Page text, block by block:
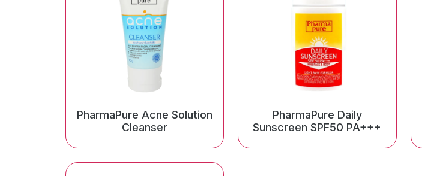
PharmaPure Acne Solution
Cleanser
PharmaPure Daily
Sunscreen SPF50 PA+++